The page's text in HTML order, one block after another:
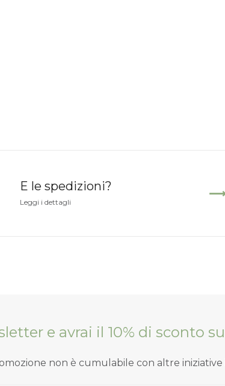
E le spedizioni?
Leggi i dettagli
e avrai il 10% di sconto
non è cumulabile con altre iniziative